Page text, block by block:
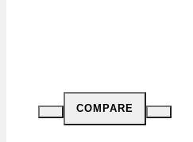
COMPARE